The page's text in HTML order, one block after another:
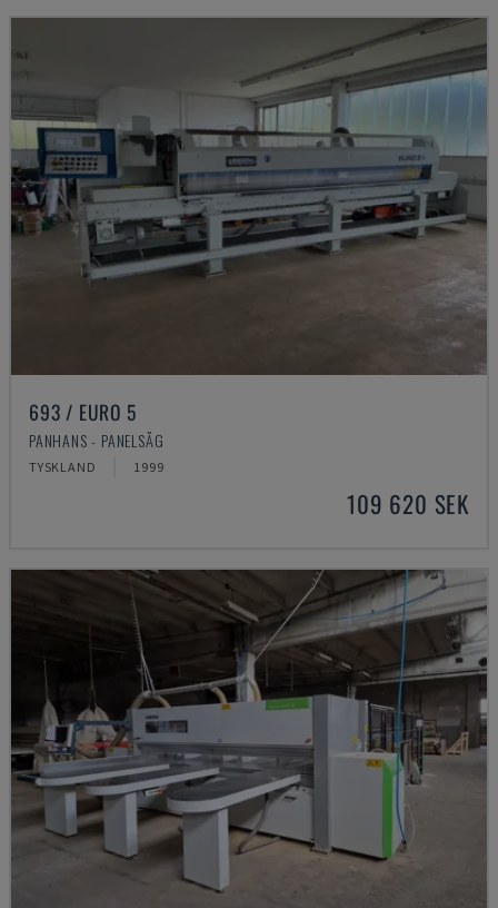
693 / EURO 5
PANHANS - PANELSÅG
TYSKLAND 1999
109 620 SEK